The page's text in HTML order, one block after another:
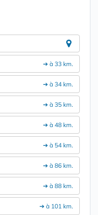
➔ à 33 km.
➔ à 34 km.
➔ à 35 km.
➔ à 48 km.
➔ à 54 km.
➔ à 86 km.
➔ à 88 km.
➔ à 101 km.